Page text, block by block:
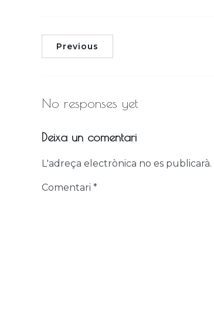
Previous
No responses yet
Deixa un comentari
L'adreça electrònica no es publicarà.
Comentari *